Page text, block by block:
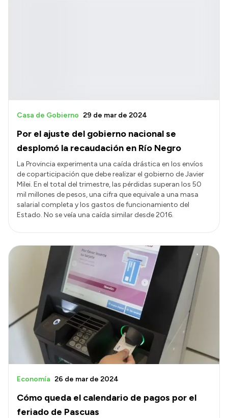
Por el ajuste del gobierno nacional se
desplomó la recaudación en Río Negro
Casa de Gobierno 29 de mar de 2024
La Provincia experimenta una caída drástica en los envíos
de coparticipación que debe realizar el gobierno de Javier
Milei. En el total del trimestre, las pérdidas superan los 50
mil millones de pesos, una cifra que equivale a una masa
salarial completa y los gastos de funcionamiento del
Estado. No se veía una caída similar desde 2016.
Cómo queda el calendario de pagos por el
feriado de Pascuas
Economía 26 de mar de 2024